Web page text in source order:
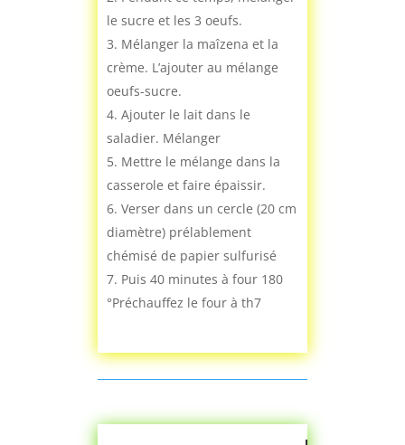
le sucre et les 3 oeufs.
Mélanger la maîzena et la
crème. L’ajouter au mélange
oeufs-sucre.
Ajouter le lait dans le
saladier. Mélanger
Mettre le mélange dans la
casserole et faire épaissir.
Verser dans un cercle (20 cm
diamètre) prélablement
chémisé de papier sulfurisé
Puis 40 minutes à four 180
°Préchauffez le four à th7